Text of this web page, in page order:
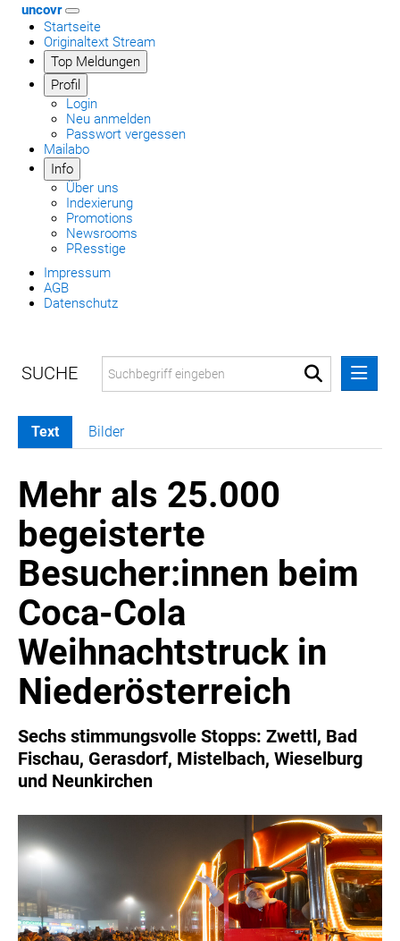
uncovr
Startseite
Originaltext Stream
Top Meldungen
Profil
Login
Neu anmelden
Passwort vergessen
Mailabo
Info
Über uns
Indexierung
Promotions
Newsrooms
PResstige
Impressum
AGB
Datenschutz
MELDUNGEN
COCA-COLA
Coca-Cola CUP
COCA-COLA HBC ÖSTERREICH
RÖMERQUELLE
ÖSTERREICHISCHE SPORTHILFE
KESCH
BARFLY'S CLUB
SPORTS MEDIA AUSTRIA
CULINARIUS
RECYCLEMICH-INITIATIVE
VIER HOCH VIER
ALFIES
WILHELM-EXNER-MEDAILLEN STIFTUNG
ADMIRAL SPORTWETTEN
EWP RECYCLING PFAND ÖSTERREICH
ANNEMARIE CHARITY
Text Bilder
Mehr als 25.000
begeisterte
Besucher:innen beim
Coca-Cola
Weihnachtstruck in
Niederösterreich
Sechs stimmungsvolle Stopps: Zwettl, Bad
Fischau, Gerasdorf, Mistelbach, Wieselburg
und Neunkirchen